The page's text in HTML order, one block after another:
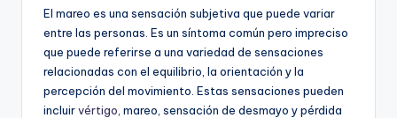
El mareo es una sensación subjetiva que puede variar
entre las personas. Es un síntoma común pero impreciso
que puede referirse a una variedad de sensaciones
relacionadas con el equilibrio, la orientación y la
percepción del movimiento. Estas sensaciones pueden
incluirvértigo , mareo, sensación de desmayo y pérdida